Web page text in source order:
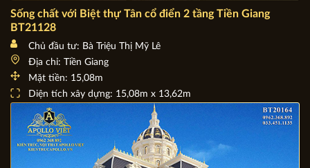
Sống chất với Biệt thự Tân cổ điển 2 tầng Tiền Giang
BT21128
Chủ đầu tư: Bà Triệu Thị Mỹ Lê
Địa chỉ: Tiền Giang
Mặt tiền: 15,08m
Diện tích xây dựng: 15,08m x 13,62m